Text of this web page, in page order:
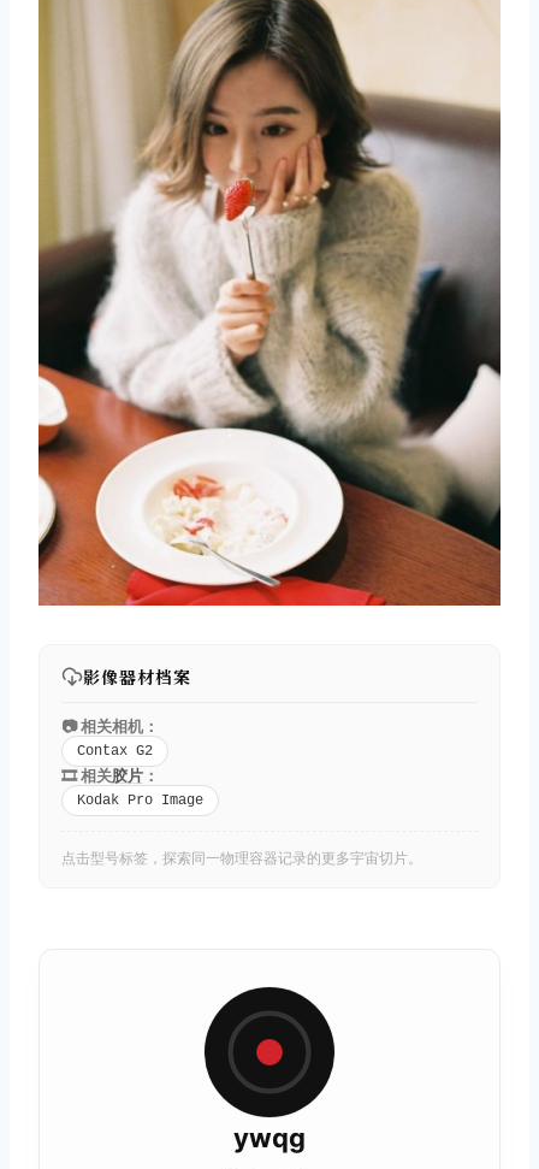
影像器材档案
📷 相关相机：
Contax G2
🎞️ 相关胶片 ：
Kodak Pro Image
点击型号标签，探索同一物理容器记录的更多宇宙切片。
ywqg